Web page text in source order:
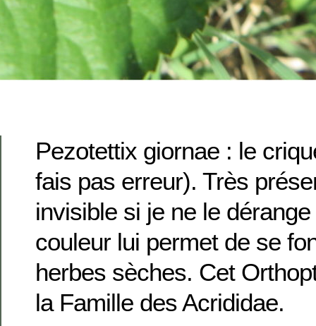
Pezotettix giornae : le
fais pas erreur). Très
invisible si je ne le
couleur lui permet de se
herbes sèches. Cet
la Famille des Acrididae.